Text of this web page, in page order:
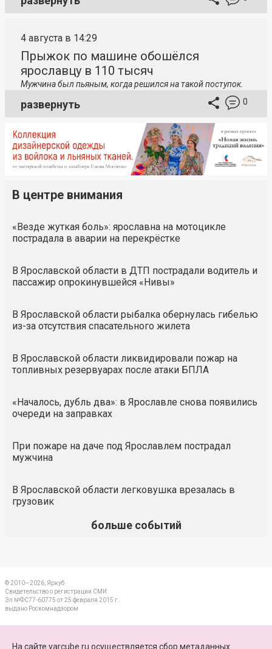
4 августа в 14:29
Прыжок по машине обошёлся
ярославцу в 110 тысяч
Мужчина был пьяным, когда решился на такой поступок.
развернуть 0
В центре внимания
«Везде жуткая боль»: ярославна на мотоцикле
пострадала в аварии на перекрёстке
В Ярославской области в ДТП пострадали водитель и
пассажир опрокинувшейся «Нивы»
В Ярославской области рыбалка обернулась гибелью
из-за отсутствия спасательного жилета
В Ярославской области ликвидировали пожар на
топливных резервуарах после атаки БПЛА
«Началось, дубль два»: в Ярославле снова появились
очереди на заправках
При пожаре на даче под Ярославлем пострадал
мужчина
В Ярославской области легковушка врезалась в
грузовик
больше событий
© 2010—2026, Яркуб
Свидетельство о регистрации СМИ:
Эл №ФС77-60775 от 25 февраля 2015 г.
выдано Роскомнадзором
На сайте yarcube.ru осуществляется сбор метаданных